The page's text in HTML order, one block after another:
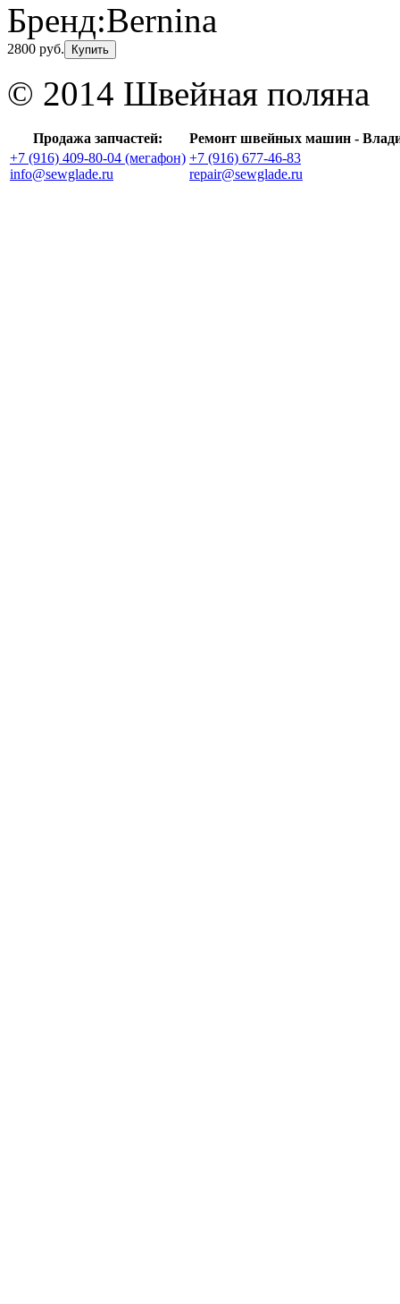
Бренд:Bernina
2800 руб. Купить
© 2014 Швейная поляна
Продажа запчастей:
Ремонт швейных машин -
+7 (916) 409-80-04 (мегафон)
info@sewglade.ru
+7 (916) 677-46-83
repair@sewglade.ru